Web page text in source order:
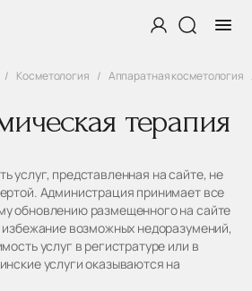
Косметология Аппаратная косметология
терапия
услуг, представленная на сайте, не
Администрация принимает все
обновлению размещенного на сайте
возможных недоразумений,
услуг в регистратуре или в
услуги оказываются на